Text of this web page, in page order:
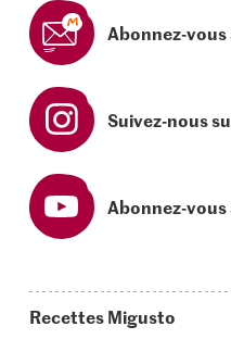
Abonnez-
Suivez-nous
Abonnez-vous
Recettes Migusto